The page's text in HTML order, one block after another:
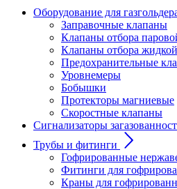
Оборудование для
Заправочные клапаны
Клапаны отбора
Клапаны отбора
Предохранительные
Уровнемеры
Бобышки
Протекторы магниевые
Скоростные клапаны
Сигнализаторы
Трубы и фитинги
Гофрированные
Фитинги для
Краны для